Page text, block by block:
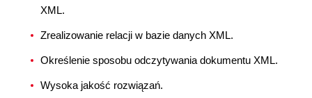
XML.
Zrealizowanie relacji w bazie danych XML.
Określenie sposobu odczytywania dokumentu XML.
Wysoka jakość rozwiązań.